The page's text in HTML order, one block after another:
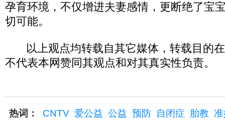
孕育环境，不仅增进夫妻感情，更断绝了宝
切可能。
以上观点均转载自其它媒体，转载目的在
不代表本网赞同其观点和对其真实性负责。
热词： CNTV 爱公益 公益 预防 自闭症 胎教